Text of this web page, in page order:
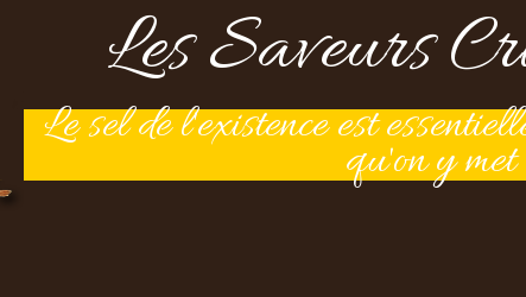
Les Saveurs
Le sel de l'existence est
qu'on y met